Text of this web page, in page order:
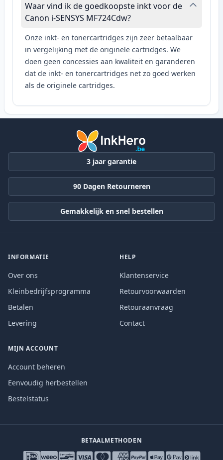
Waar vind ik de goedkoopste inkt voor de
Canon i-SENSYS MF724Cdw?
Onze inkt- en tonercartridges zijn zeer betaalbaar
in vergelijking met de originele cartridges. We
doen geen concessies aan kwaliteit en garanderen
dat de inkt- en tonercartridges net zo goed werken
als de originele cartridges.
3 jaar garantie
90 Dagen Retourneren
Gemakkelijk en snel bestellen
INFORMATIE
Over ons
Kleinbedrijfsprogramma
Betalen
Levering
HELP
Klantenservice
Retourvoorwaarden
Retouraanvraag
Contact
MIJN ACCOUNT
Account beheren
Eenvoudig herbestellen
Bestelstatus
BETAALMETHODEN